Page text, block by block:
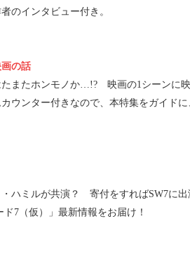
のインタビュー付き。
の話
またホンモノか…!? 映画の1シーンに
ウンター付きなので、本特集をガイド
・ハミルが共演？ 寄付をすればSW7に
7（仮）」最新情報をお届け！